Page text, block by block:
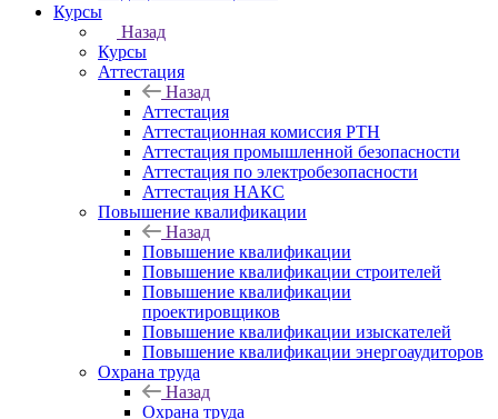
Курсы
Назад
Курсы
Аттестация
Назад
Аттестация
Аттестационная комиссия РТН
Аттестация промышленной безопасности
Аттестация по электробезопасности
Аттестация НАКС
Повышение квалификации
Назад
Повышение квалификации
Повышение квалификации строителей
Повышение квалификации
проектировщиков
Повышение квалификации изыскателей
Повышение квалификации энергоаудиторов
Охрана труда
Назад
Охрана труда